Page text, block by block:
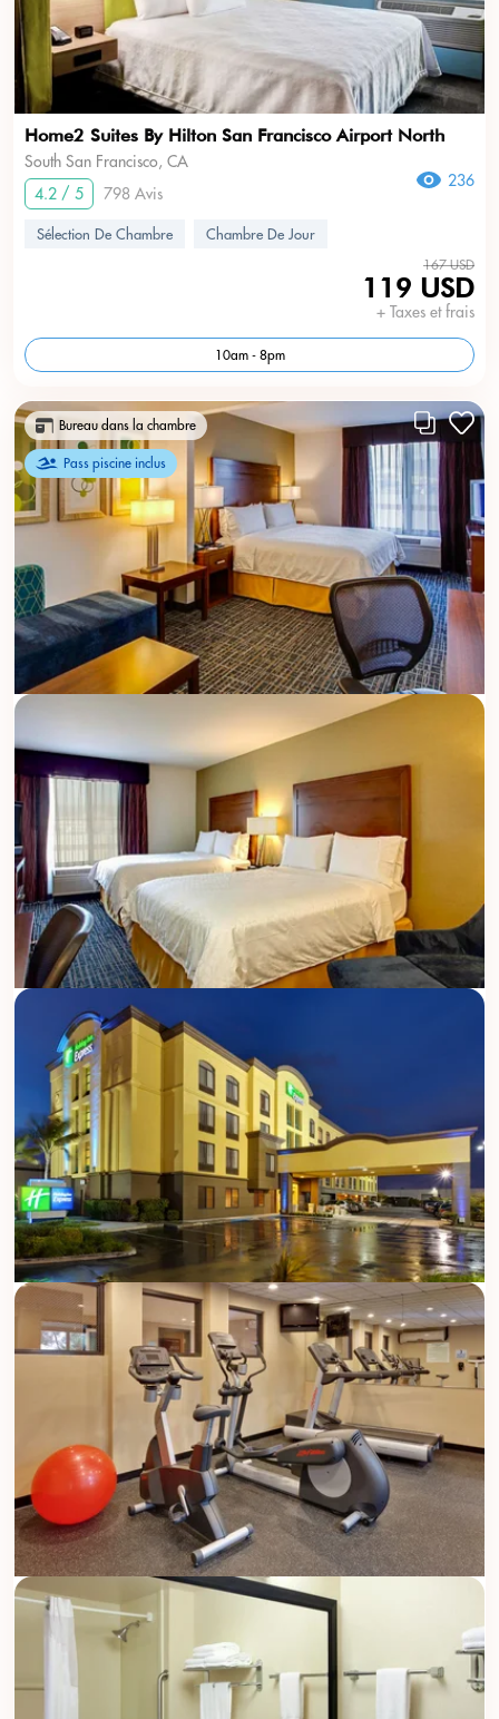
Home2 Suites By Hilton San Francisco Airport North
South San Francisco, CA
4.2 / 5
798 Avis
236
Sélection De Chambre Chambre De Jour
167 USD
119 USD
+ Taxes et frais
10am - 8pm
Bureau dans la chambre
Pass piscine inclus